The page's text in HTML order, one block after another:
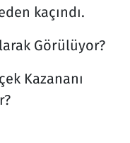
kaçındı.
Görülüyor?
Kazananı